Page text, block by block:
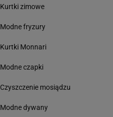
Kurtki zimowe
Modne fryzury
Kurtki Monnari
Modne czapki
Czyszczenie mosiądzu
Modne dywany